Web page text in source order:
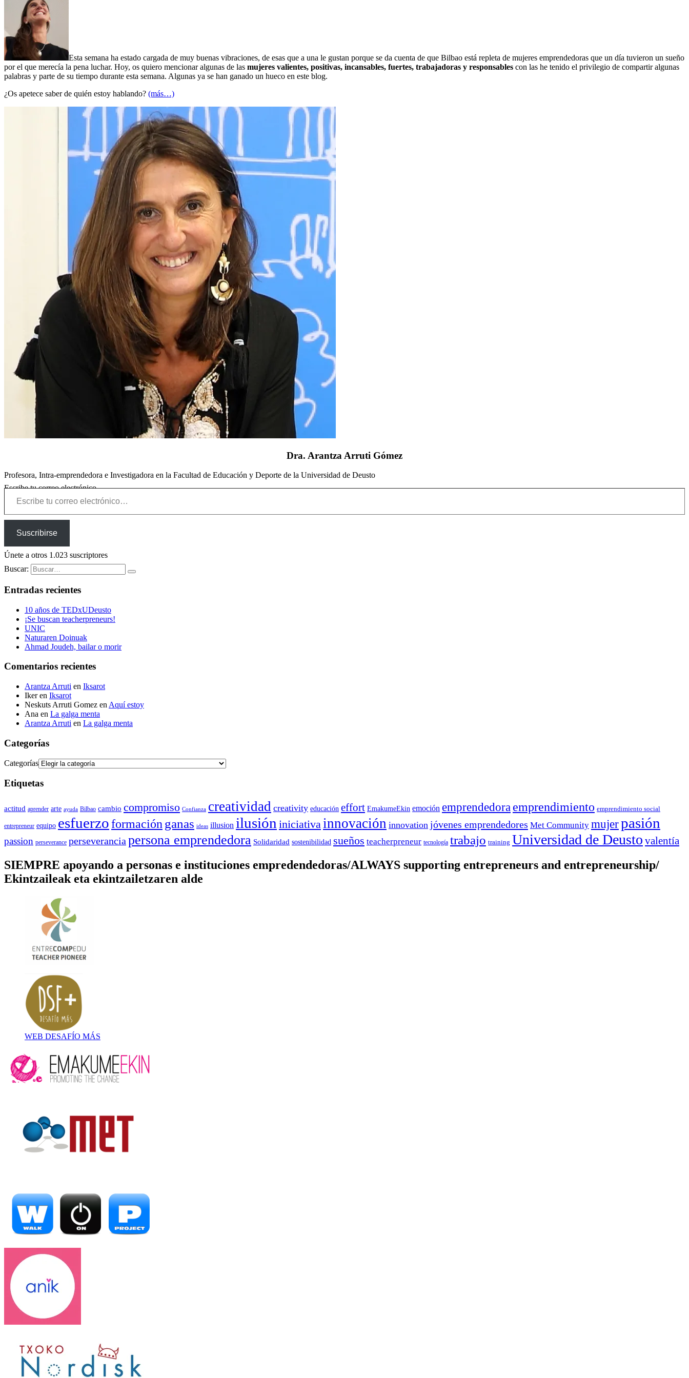
Esta semana ha estado cargada de muy buenas vibraciones, de esas que a una le gustan porque se da cuenta de que Bilbao está repleta de mujeres emprendedoras que un día tuvieron un sueño
por el que merecía la pena luchar. Hoy, os quiero mencionar algunas de las mujeres valientes, positivas, incansables, fuertes, trabajadoras y responsables con las he tenido el privilegio de compartir algunas
palabras y parte de su tiempo durante esta semana. Algunas ya se han ganado un hueco en este blog.
¿Os apetece saber de quién estoy hablando? (más…)
Dra. Arantza Arruti Gómez
Profesora, Intra-emprendedora e Investigadora en la Facultad de Educación y Deporte de la Universidad de Deusto
Escribe tu correo electrónico…
Suscribirse
Únete a otros 1.023 suscriptores
Buscar:
Entradas recientes
10 años de TEDxUDeusto
¡Se buscan teacherpreneurs!
UNIC
Naturaren Doinuak
Ahmad Joudeh, bailar o morir
Comentarios recientes
Arantza Arruti en Iksarot
Ikeren Iksarot
Neskuts Arruti Gomez en Aquí estoy
Ana en La galga menta
Arantza Arruti en La galga menta
Categorías
Categorías
Etiquetas
actitud aprender arte ayuda Bilbao cambio compromiso Confianza creatividad creativity educación effort EmakumeEkin emoción emprendedora emprendimiento emprendimiento social
entrepreneur equipo esfuerzoformación ganas ideas illusion ilusión iniciativa innovación innovation jóvenes emprendedores Met Community mujerpasión
passion perseverance perseverancia persona emprendedora Solidaridad sostenibilidad sueños teacherpreneur tecnología trabajo training Universidad de Deusto valentía
SIEMPRE apoyando a personas e instituciones empredendedoras/ALWAYS supporting entrepreneurs and entrepreneurship/
Ekintzaileak eta ekintzailetzaren alde
WEB DESAFÍO MÁS